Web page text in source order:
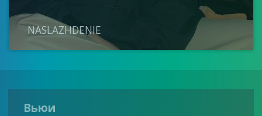
NASLAZHDENIE
Вьюи